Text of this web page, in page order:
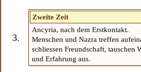
3.
Zweite Zeit
Ancyria, nach dem Erstkontakt.
Menschen und Nazra treffen
schliessen Freundschaft, tauschen
und Erfahrung aus.